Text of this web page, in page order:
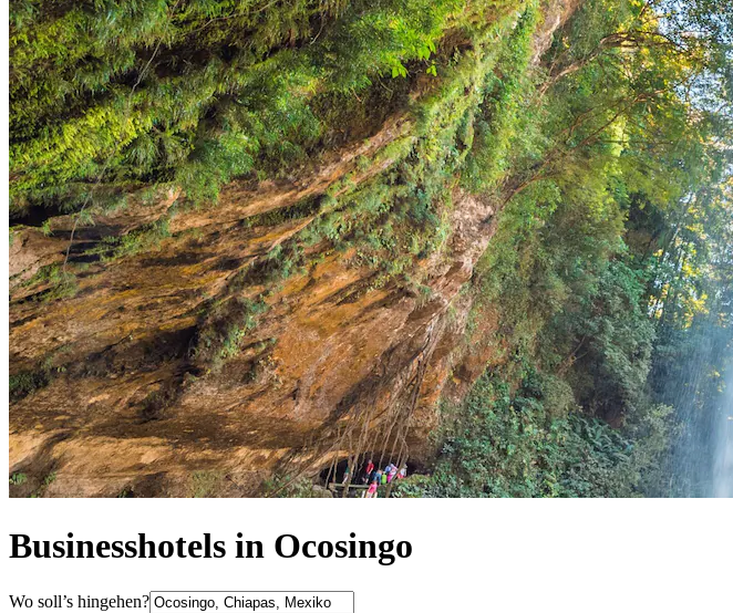
Businesshotels in Ocosingo
Wo soll’s hingehen?